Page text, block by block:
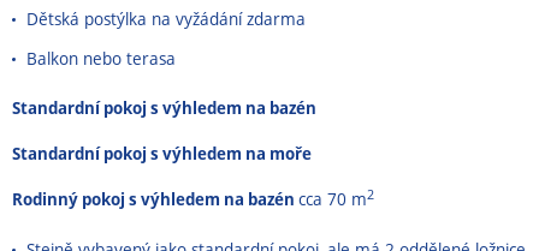
Dětská postýlka na vyžádání zdarma
Balkon nebo terasa
Standardní pokoj s výhledem na bazén
Standardní pokoj s výhledem na moře
Rodinný pokoj s výhledem na bazén cca 70 m2